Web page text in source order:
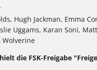
Hugh Jackman, Emma
Uggams, Karan Soni,
Wolverine
die FSK-Freigabe